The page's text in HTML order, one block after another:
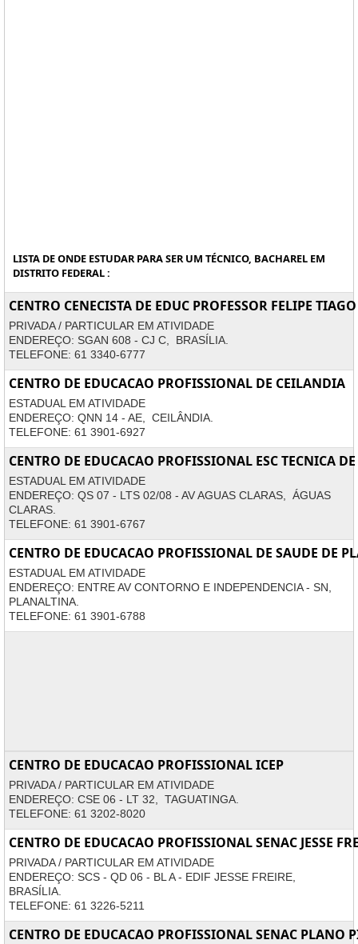
LISTA DE ONDE ESTUDAR PARA SER UM TÉCNICO, BACHAREL EM
DISTRITO FEDERAL :
CENTRO CENECISTA DE EDUC PROFESSOR FELIPE
PRIVADA / PARTICULAR EM ATIVIDADE
ENDEREÇO: SGAN 608 - CJ C, BRASÍLIA.
TELEFONE: 61 3340-6777
CENTRO DE EDUCACAO PROFISSIONAL DE CEILANDIA
ESTADUAL EM ATIVIDADE
ENDEREÇO: QNN 14 - AE, CEILÂNDIA.
TELEFONE: 61 3901-6927
CENTRO DE EDUCACAO PROFISSIONAL ESC TECNICA
ESTADUAL EM ATIVIDADE
ENDEREÇO: QS 07 - LTS 02/08 - AV AGUAS CLARAS, ÁGUAS
CLARAS.
TELEFONE: 61 3901-6767
CENTRO DE EDUCACAO PROFISSIONAL DE SAUDE DE
ESTADUAL EM ATIVIDADE
ENDEREÇO: ENTRE AV CONTORNO E INDEPENDENCIA - SN,
PLANALTINA.
TELEFONE: 61 3901-6788
CENTRO DE EDUCACAO PROFISSIONAL ICEP
PRIVADA / PARTICULAR EM ATIVIDADE
ENDEREÇO: CSE 06 - LT 32, TAGUATINGA.
TELEFONE: 61 3202-8020
CENTRO DE EDUCACAO PROFISSIONAL SENAC JESSE
PRIVADA / PARTICULAR EM ATIVIDADE
ENDEREÇO: SCS - QD 06 - BL A - EDIF JESSE FREIRE,
BRASÍLIA.
TELEFONE: 61 3226-5211
CENTRO DE EDUCACAO PROFISSIONAL SENAC PLANO